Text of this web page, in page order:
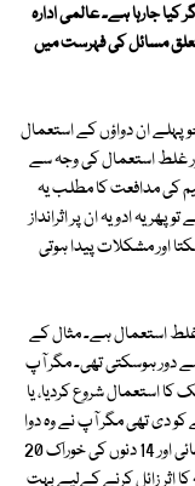
جارہا ہے۔ عالمی ادارہ
بڑے صحت سے متعلق مسائل کی فہرست میں
پہلے ان دواؤں کے استعمال
غلط استعمال کی وجہ سے
کی مدافعت کا مطلب یہ
یہ ادویہ ان پر اثرانداز
اور مشکلات پیدا ہوتی
غلط استعمال ہے۔ مثال کے
سے دور ہوسکتی تھی۔ مگر آپ
کا استعمال شروع کردیا، یا
کھانے کو دی تھی مگر آپ نے وہ دوا
5 دن کھا کر چھوڑ دی یا پھر دوا، خوراک میں ناغہ کرکے کھائی اور 14 دنوں کی خوراک 20
کا اثر زائل کرنے کےلیے بہت